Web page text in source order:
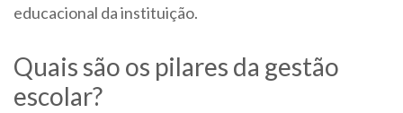
educacional da instituição.
Quais são os pilares da gestão
escolar?